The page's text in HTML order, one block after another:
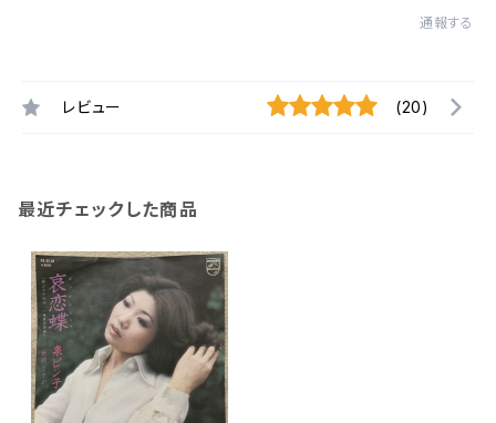
通報する
レビュー (20)
最近チェックした商品